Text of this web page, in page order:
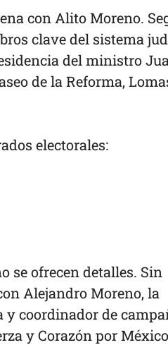
con Alito Moreno.
clave del sistema
del ministro
de la Reforma,
electorales:
se ofrecen detalles. Sin
Alejandro Moreno, la
coordinador de
y Corazón por